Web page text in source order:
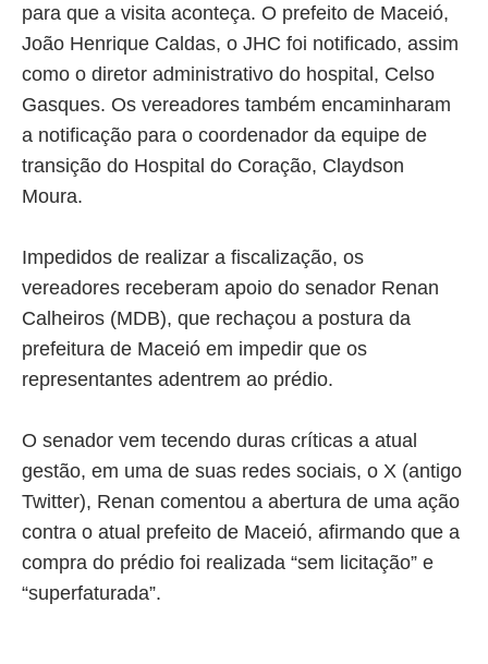
para que a visita aconteça. O prefeito de Maceió,
João Henrique Caldas, o JHC foi notificado, assim
como o diretor administrativo do hospital, Celso
Gasques. Os vereadores também encaminharam
a notificação para o coordenador da equipe de
transição do Hospital do Coração, Claydson
Moura.
Impedidos de realizar a fiscalização, os
vereadores receberam apoio do senador Renan
Calheiros (MDB), que rechaçou a postura da
prefeitura de Maceió em impedir que os
representantes adentrem ao prédio.
O senador vem tecendo duras críticas a atual
gestão, em uma de suas redes sociais, o X (antigo
Twitter), Renan comentou a abertura de uma ação
contra o atual prefeito de Maceió, afirmando que a
compra do prédio foi realizada “sem licitação” e
“superfaturada”.